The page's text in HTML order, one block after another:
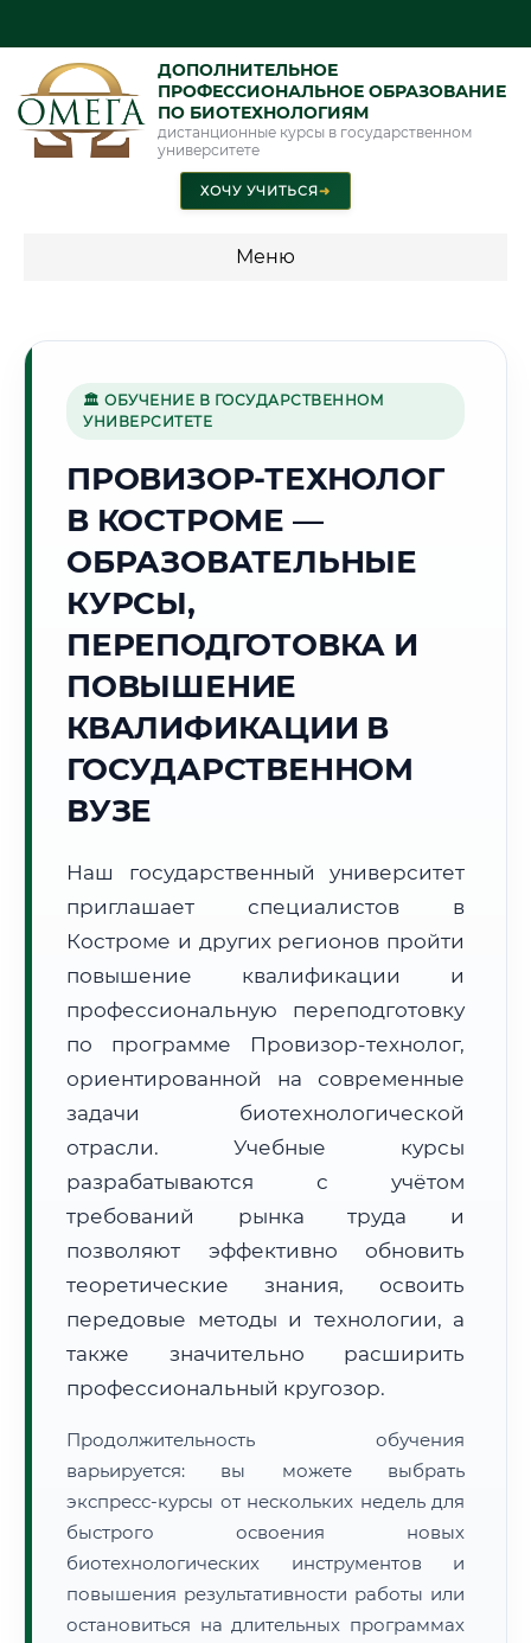
ДОПОЛНИТЕЛЬНОЕ
ПРОФЕССИОНАЛЬНОЕ ОБРАЗОВАНИЕ
ПО БИОТЕХНОЛОГИЯМ
дистанционные курсы в государственном
университете
ХОЧУ УЧИТЬСЯ➜
Меню
🧶
Г. КОСТРОМА
08:04:21
2026 г.
Погода в г. Кострома: ☁️ +23°C
🌅 Восход:04:23 🌇 Закат:
📍 Региональная справка
Почтовые индексы:
Часовой пояс:
МСК (UTC+3)
Формат учебы:
Дистанционно
🗺️ Зона обслуживания: г. Кострома
Расчет логистики оригиналов:
• Маршрут транзита:~2 560 км
• Экспресс-доставка СДЭК / Почтой: 4–6 рабочих дней
📜 Документы и аккредитация ФИС ФРДО
Нажмите на документ для увеличения и просмотра
🏛 ОБУЧЕНИЕ В ГОСУДАРСТВЕННОМ
УНИВЕРСИТЕТЕ
ПРОВИЗОР-ТЕХНОЛОГ
В КОСТРОМЕ —
ОБРАЗОВАТЕЛЬНЫЕ
КУРСЫ,
ПЕРЕПОДГОТОВКА И
ПОВЫШЕНИЕ
КВАЛИФИКАЦИИ В
ГОСУДАРСТВЕННОМ
ВУЗЕ
Наш государственный университет
приглашает специалистов в
Костроме и других регионов пройти
повышение квалификации и
профессиональную переподготовку
по программе Провизор-технолог,
ориентированной на современные
задачи биотехнологической
отрасли. Учебные курсы
разрабатываются с учётом
требований рынка труда и
позволяют эффективно обновить
теоретические знания, освоить
передовые методы и технологии, а
также значительно расширить
профессиональный кругозор.
Продолжительность обучения
варьируется: вы можете выбрать
экспресс-курсы от нескольких недель для
быстрого освоения новых
биотехнологических инструментов и
повышения результативности работы или
остановиться на длительных программах